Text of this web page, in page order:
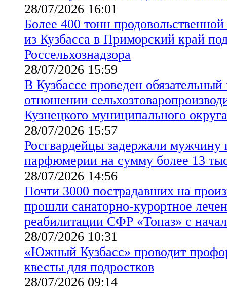
28/07/2026 16:01
Более 400 тонн
из Кузбасса в Приморский край
Россельхознадзора
28/07/2026 15:59
В Кузбассе проведен
отношении
Кузнецкого муниципального округа
28/07/2026 15:57
Росгвардейцы задержали мужчину
парфюмерии на сумму более 13
28/07/2026 14:56
Почти 3000 пострадавших на
прошли санаторно-курортное
реабилитации СФР «Топаз» с
28/07/2026 10:31
«Южный Кузбасс» проводит
квесты для подростков
28/07/2026 09:14